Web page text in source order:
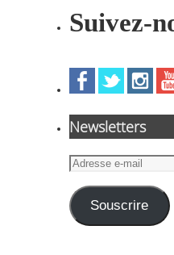
Suivez-
Newsletters
Adresse
mail Souscrire